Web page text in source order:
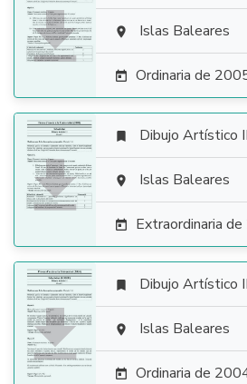
  Islas Baleares
 Ordinaria de

 Dibujo Artístico II
 Islas Baleares
 Extraordinaria

 Dibujo Artístico II
 Islas Baleares
 Ordinaria de